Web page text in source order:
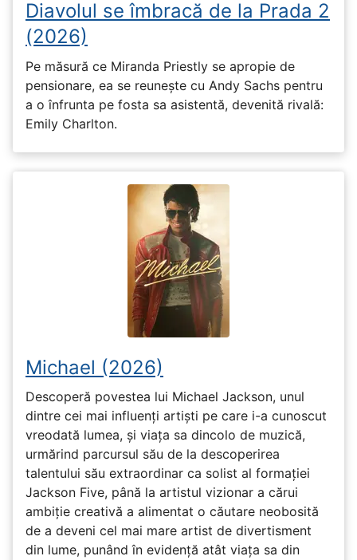
Diavolul se îmbracă de la Prada 2
(2026)
Pe măsură ce Miranda Priestly se apropie de
pensionare, ea se reunește cu Andy Sachs pentru
a o înfrunta pe fosta sa asistentă, devenită rivală:
Emily Charlton.
Michael (2026)
Descoperă povestea lui Michael Jackson, unul
dintre cei mai influenți artiști pe care i-a cunoscut
vreodată lumea, și viața sa dincolo de muzică,
urmărind parcursul său de la descoperirea
talentului său extraordinar ca solist al formației
Jackson Five, până la artistul vizionar a cărui
ambiție creativă a alimentat o căutare neobosită
de a deveni cel mai mare artist de divertisment
din lume, punând în evidență atât viața sa din